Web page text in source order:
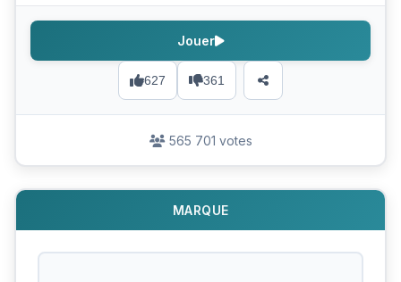
627 361
Jouer
565 701 votes
MARQUE